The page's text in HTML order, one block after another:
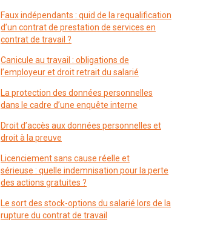
Faux indépendants : quid de la requalification
d’un contrat de prestation de services en
contrat de travail ?
Canicule au travail : obligations de
l’employeur et droit retrait du salarié
La protection des données personnelles
dans le cadre d’une enquête interne
Droit d’accès aux données personnelles et
droit à la preuve
Licenciement sans cause réelle et
sérieuse : quelle indemnisation pour la perte
des actions gratuites ?
Le sort des stock-options du salarié lors de la
rupture du contrat de travail